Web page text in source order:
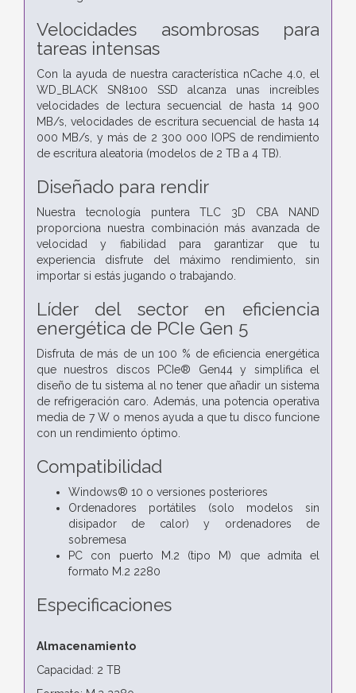
Velocidades asombrosas para
tareas intensas
Con la ayuda de nuestra característica nCache 4.0, el
WD_BLACK SN8100 SSD alcanza unas increíbles
velocidades de lectura secuencial de hasta 14 900
MB/s, velocidades de escritura secuencial de hasta 14
000 MB/s, y más de 2 300 000 IOPS de rendimiento
de escritura aleatoria (modelos de 2 TB a 4 TB).
Diseñado para rendir
Nuestra tecnología puntera TLC 3D CBA NAND
proporciona nuestra combinación más avanzada de
velocidad y fiabilidad para garantizar que tu
experiencia disfrute del máximo rendimiento, sin
importar si estás jugando o trabajando.
Líder del sector en eficiencia
energética de PCIe Gen 5
Disfruta de más de un 100 % de eficiencia energética
que nuestros discos PCIe® Gen44 y simplifica el
diseño de tu sistema al no tener que añadir un sistema
de refrigeración caro. Además, una potencia operativa
media de 7 W o menos ayuda a que tu disco funcione
con un rendimiento óptimo.
Compatibilidad
Windows® 10 o versiones posteriores
Ordenadores portátiles (solo modelos sin
disipador de calor) y ordenadores de
sobremesa
PC con puerto M.2 (tipo M) que admita el
formato M.2 2280
Especificaciones
Almacenamiento
Capacidad: 2 TB